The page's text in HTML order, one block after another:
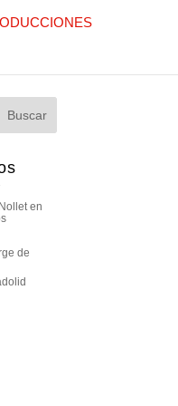
en
de